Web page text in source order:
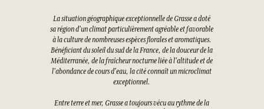
La situation géographique exceptionnelle de Grasse a doté
sa région d'un climat particulièrement agréable et favorable
à la culture de nombreuses espèces florales et aromatiques.
Bénéficiant du soleil du sud de la France, de la douceur de la
Méditerranée, de la fraîcheur nocturne liée à l'altitude et de
l'abondance de cours d'eau, la cité connaît un microclimat
exceptionnel.
Entre terre et mer, Grasse a toujours vécu au rythme de la